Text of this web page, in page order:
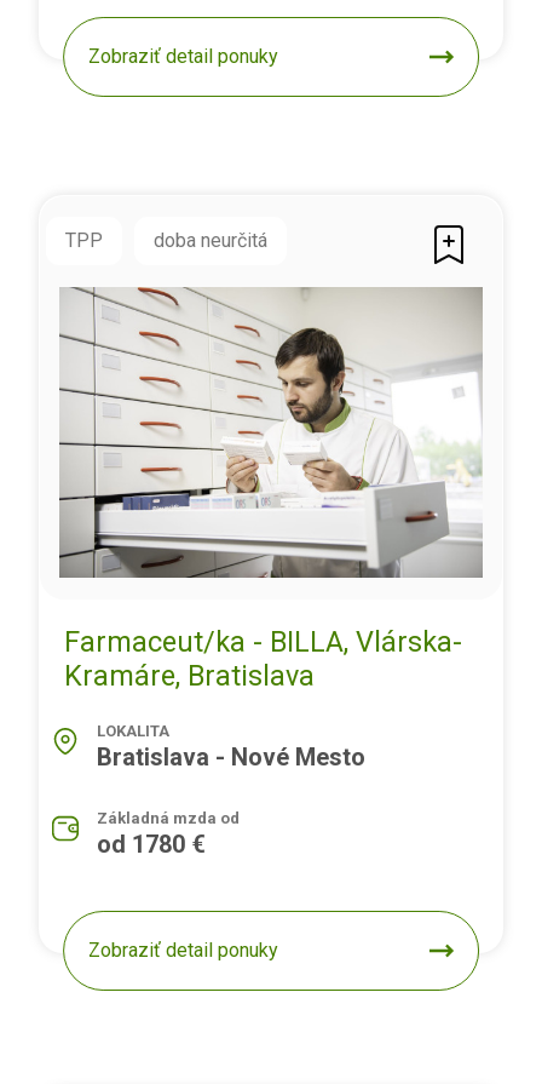
Zobraziť detail ponuky
TPP doba neurčitá
Farmaceut/ka - BILLA, Vlárska-
Kramáre, Bratislava
LOKALITA
Bratislava - Nové Mesto
Základná mzda od
od 1780 €
Zobraziť detail ponuky